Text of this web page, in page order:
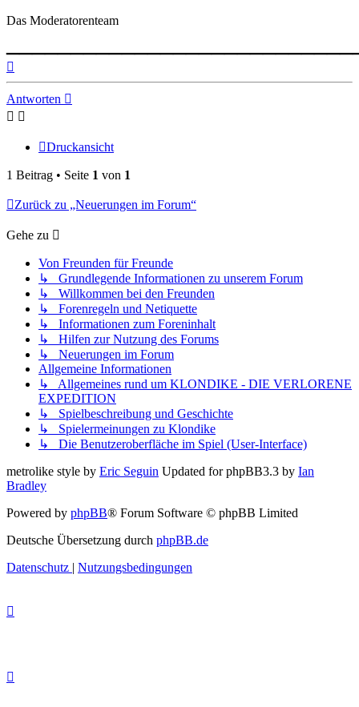
Das Moderatorenteam
Antworten
Druckansicht
1 Beitrag • Seite 1 von 1
Zurück zu „Neuerungen im Forum“
Gehe zu
Von Freunden für Freunde
↳ Grundlegende Informationen zu unserem Forum
↳ Willkommen bei den Freunden
↳ Forenregeln und Netiquette
↳ Informationen zum Foreninhalt
↳ Hilfen zur Nutzung des Forums
↳ Neuerungen im Forum
Allgemeine Informationen
↳ Allgemeines rund um KLONDIKE - DIE VERLORENE
EXPEDITION
↳ Spielbeschreibung und Geschichte
↳ Spielermeinungen zu Klondike
↳ Die Benutzeroberfläche im Spiel (User-Interface)
metrolike style by Eric Seguin Updated for phpBB3.3 by Ian
Bradley
Powered by phpBB® Forum Software © phpBB Limited
Deutsche Übersetzung durch phpBB.de
Datenschutz | Nutzungsbedingungen